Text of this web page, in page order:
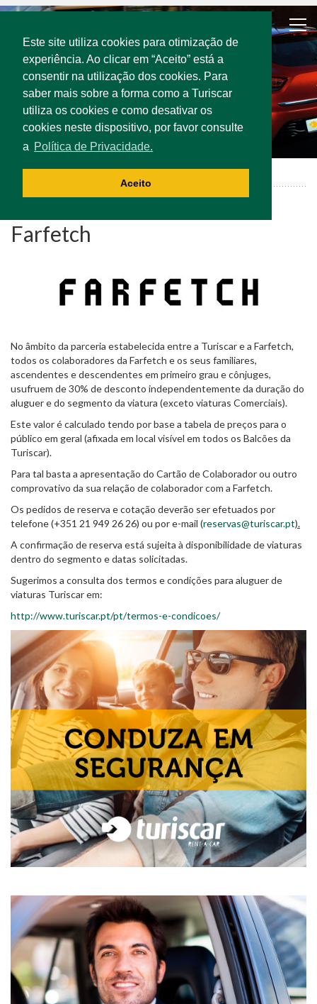
Este site utiliza cookies para otimização de
experiência. Ao clicar em “Aceito” está a
consentir na utilização dos cookies. Para
saber mais sobre a forma como a Turiscar
utiliza os cookies e como desativar os
cookies neste dispositivo, por favor consulte
a Política de Privacidade.
Aceito
Farfetch
Farfetch
No âmbito da parceria estabelecida entre a Turiscar e a Farfetch,
todos os colaboradores da Farfetch e os seus familiares,
ascendentes e descendentes em primeiro grau e cônjuges,
usufruem de 30% de desconto independentemente da duração do
aluguer e do segmento da viatura (exceto viaturas Comerciais).
Este valor é calculado tendo por base a tabela de preços para o
público em geral (afixada em local visível em todos os Balcões da
Turiscar).
Para tal basta a apresentação do Cartão de Colaborador ou outro
comprovativo da sua relação de colaborador com a Farfetch.
Os pedidos de reserva e cotação deverão ser efetuados por
telefone (+351 21 949 26 26) ou por e-mail (reservas@turiscar.pt).
A confirmação de reserva está sujeita à disponibilidade de viaturas
dentro do segmento e datas solicitadas.
Sugerimos a consulta dos termos e condições para aluguer de
viaturas Turiscar em:
http://www.turiscar.pt/pt/termos-e-condicoes/